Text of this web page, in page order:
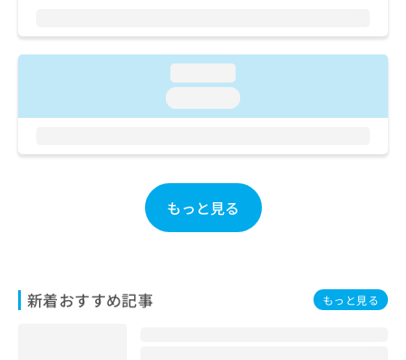
もっと見る
新着おすすめ記事 もっと見る